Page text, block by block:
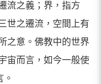
流之義；界，指方
世之遷流，空間上有
之意。佛教中的世界
宙而言，如今一般使